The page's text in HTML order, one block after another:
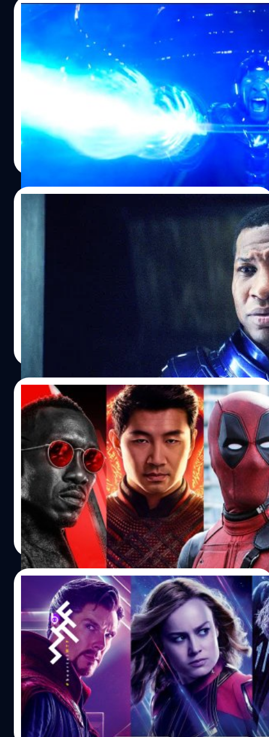
16/01/2023
Kevin Feige เผยแผนร้ายที่แท้จริงของ Kang
ใน ‘Ant-Man and the Wasp:
Quantumania’
เควิน ไฟกี (Kevin Feige) ผู้บริหารระดับสูงของ Marvel
Studios ได้ให้สัมภาษณ์เกี่ยวกับแผนการร้ายที่แท้จริงของ
Kang
ปรีดี ฤกษ์วลีกุล| 1299 days ago
Read More
ตัวอย่างใหม่ ‘Ant-Man and the Wasp:
Quantumania’ : เผย Kang เดินหน้าแผนร้าย
Marvel Studios ได้เปิดเผยตัวอย่างแรกของ 'Ant-Man and
the Wasp: Quantumania' ซึ่งเป็นภาพยนตร์เปิดหัวเฟสที่ 5
ปรีดี ฤกษ์วลีกุล
15/09/2021
ปี 2023 มาร์เวลจะสร้างสถิติใหม่ด้วยการ
ปล่อยหนังถึง 5 เรื่อง
ตั้งแต่ปี 2017 เป็นต้นมา มาร์เวลปล่อยหนังออกฉายปีละ 3
เรื่อง จนกระทั่งปี 2021 นี้ล่ะ ที่มาร์เวลปล่อยหนังเพิ่มขึ้นมาเป็น
4 เรื่อง ตั้งแต่ต้นปีมาถึงขณะนี้ก็มี The Black Widow และ
Shang-Chi ออกฉายในสหรัฐฯ และอีกหลายประเทศที่เริ่ม
ผ่อนคลายสถานการณ์ให้โรงหนังกลับมาเปิดบริการแล้ว และ
ในช่วงปลายปีนี้ก็จะมี Eternals ที่วางโปรแกรมไว้ว่าเป็น 5
พฤศจิกายน ปิดท้ายปีด้วย Spider-Man: No Way Home ใน
วันที่ 17 ธันวาคม เหตุผลหลัก ๆ ที่ปีนี้เราจะได้ดูหนังมาร์เวลถึง
4 เรื่องก็เพราะสถานการณ์โควิด-19 แพร่ระบาดที่ทำให้
โปรแกรมฉายบางเรื่องเลื่อนจากปี 2020 มารวมกันในปีนี้ และ
น่าจะเป็นเหตุผลเดียวกันที่มาร์เวลจะปล่อยหนังถึง 5 เรื่องในปี
2023 ซึ่งนับเป็นจำนวนเรื่องที่มากสุดที่มาร์เวลเคยปล่อยฉาย
ภายในปีเดียวกัน
สุชยา เกษจำรัส| 1786 days ago
Read More
30/12/2020
มาร์เวลจะมีหนังออกฉายในปี 2022 ถึง 5 เรื่อง
และ 1 ในนั้นยังไม่เปิดเผยว่าเรื่องอะไร
ปี 2020 เป็นปีแรกของจักรวาลหนังมาร์เวลที่ไม่มีหนังออกฉาย
เลยแม้แต่เรื่องเดียว แต่แผนการนับจากนี้ไป มาร์เวลน่าจะ
เหยียบคันเร่งเต็มที่ เราขอข้ามปี 2021 ไปก่อน เพราะข่าวที่เรา
จะหยิบมาเล่านี่คือแผนการของมาร์เวลในปี 2022 ที่มาร์เวล
แย้มมาว่าจะปล่อยหนังออกฉายถึง 5 เรื่อง นับว่ามากสุดใน
ประวัติการณ์ที่มาร์เวลเคยปล่อยหนังมาแต่ละปี
สุชยา เกษจำรัส| 2046 days ago
Read More